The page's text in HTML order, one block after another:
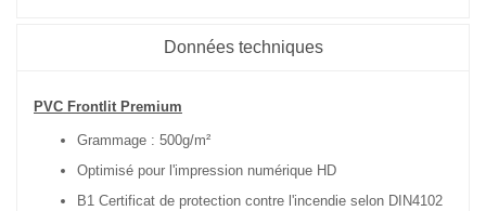
Données techniques
PVC Frontlit Premium
Grammage : 500g/m²
Optimisé pour l'impression numérique HD
B1 Certificat de protection contre l'incendie selon DIN4102